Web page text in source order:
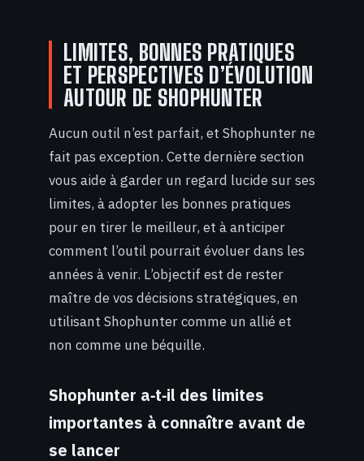
LIMITES, BONNES PRATIQUES
ET PERSPECTIVES D’ÉVOLUTION
AUTOUR DE SHOPHUNTER
Aucun outil n’est parfait, et Shophunter ne
fait pas exception. Cette dernière section
vous aide à garder un regard lucide sur ses
limites, à adopter les bonnes pratiques
pour en tirer le meilleur, et à anticiper
comment l’outil pourrait évoluer dans les
années à venir. L’objectif est de rester
maître de vos décisions stratégiques, en
utilisant Shophunter comme un allié et
non comme une béquille.
Shophunter a‑t‑il des limites
importantes à connaître avant de
se lancer